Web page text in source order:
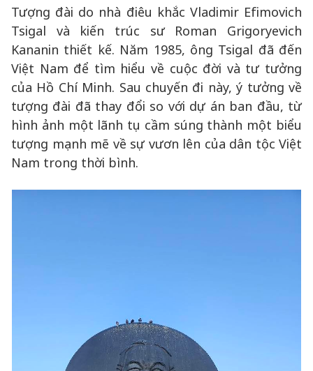
Tượng đài do nhà điêu khắc Vladimir Efimovich
Tsigal và kiến trúc sư Roman Grigoryevich
Kananin thiết kế. Năm 1985, ông Tsigal đã đến
Việt Nam để tìm hiểu về cuộc đời và tư tưởng
của Hồ Chí Minh. Sau chuyến đi này, ý tưởng về
tượng đài đã thay đổi so với dự án ban đầu, từ
hình ảnh một lãnh tụ cầm súng thành một biểu
tượng mạnh mẽ về sự vươn lên của dân tộc Việt
Nam trong thời bình.